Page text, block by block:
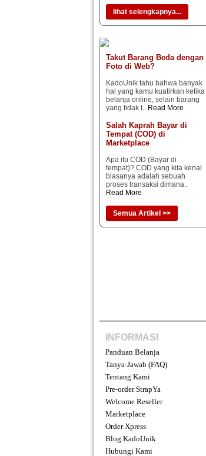
lihat selengkapnya...
Takut Barang Beda dengan
Foto di Web?
KadoUnik tahu bahwa banyak
hal yang kamu kuatirkan ketika
belanja online, selain barang
yang tidak t.. Read More
Salah Kaprah Bayar di
Tempat (COD) di
Marketplace
Apa itu COD (Bayar di
tempat)? COD yang kita kenal
biasanya adalah sebuah
proses transaksi dimana..
Read More
Semua Artikel >>
INFORMASI
Panduan Belanja
Tanya-Jawab (FAQ)
Tentang Kami
Pre-order StrapYa
Welcome Reseller
Marketplace
Order Xpress
Blog KadoUnik
Hubungi Kami